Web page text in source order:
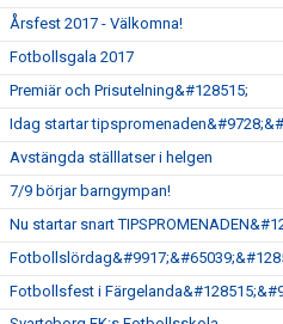
Årsfest 2017 - Välkomna!
Fotbollsgala 2017
Premiär och Prisutelning&#128515;
Idag startar
Avstängda ställlatser i helgen
7/9 börjar barngympan!
Nu startar snart
Fotbollsfest i